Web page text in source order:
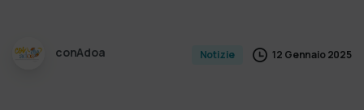
conAdoa Notizie 12 Gennaio 2025